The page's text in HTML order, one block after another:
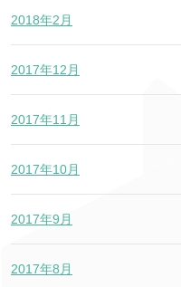
2018年2月
2017年12月
2017年11月
2017年10月
2017年9月
2017年8月